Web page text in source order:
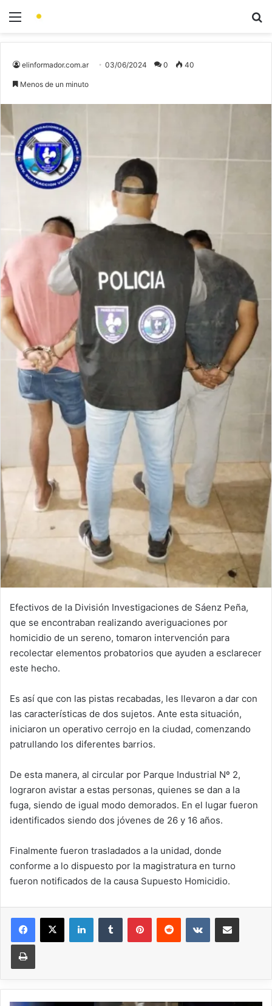
elinformador.com.ar 03/06/2024 0 40
Menos de un minuto
Efectivos de la División Investigaciones de Sáenz Peña,
que se encontraban realizando averiguaciones por
homicidio de un sereno, tomaron intervención para
recolectar elementos probatorios que ayuden a esclarecer
este hecho.
Es así que con las pistas recabadas, les llevaron a dar con
las características de dos sujetos. Ante esta situación,
iniciaron un operativo cerrojo en la ciudad, comenzando
patrullando los diferentes barrios.
De esta manera, al circular por Parque Industrial Nº 2,
lograron avistar a estas personas, quienes se dan a la
fuga, siendo de igual modo demorados. En el lugar fueron
identificados siendo dos jóvenes de 26 y 16 años.
Finalmente fueron trasladados a la unidad, donde
conforme a lo dispuesto por la magistratura en turno
fueron notificados de la causa Supuesto Homicidio.